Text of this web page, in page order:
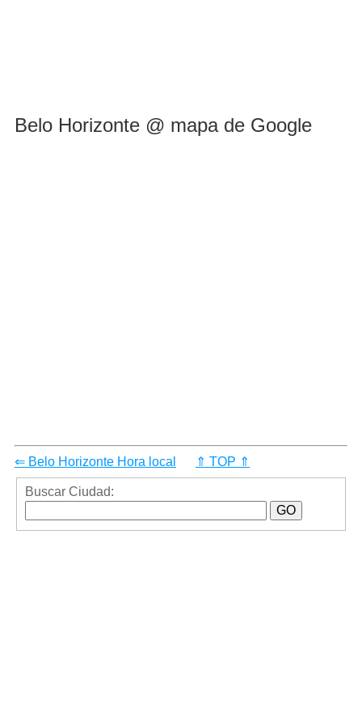
Belo Horizonte @ mapa de Google
⇐ Belo Horizonte Hora local ⇑ TOP ⇑
Buscar Ciudad: